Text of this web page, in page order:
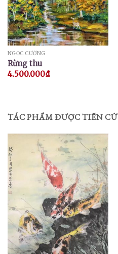
NGỌC CƯỜNG
Rừng thu
4.500.000₫
TÁC PHẨM ĐƯỢC TIẾN CỬ